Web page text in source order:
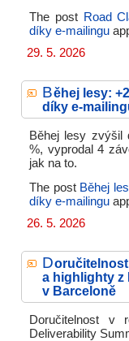
The post Road
díky e-mailingu
29. 5. 2026
Běhej lesy:
díky e-
Běhej lesy zvýšil
%, vyprodal 4
jak na to.
The post Běhej
díky e-mailingu
26. 5. 2026
D
a highlighty z
v Barceloně
Doručitelnost v
Deliverability